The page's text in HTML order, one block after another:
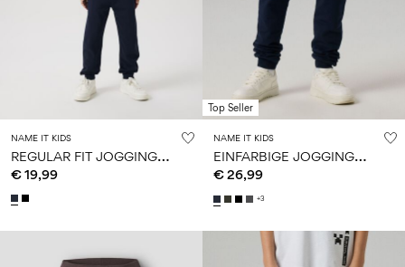
NAME IT KIDS
R
EGULAR FIT JOGGINGHOSE
€ 19,99
Top Seller
NAME IT KIDS
E
INFARBIGE JOGGINGHOSE
€ 26,99
+3